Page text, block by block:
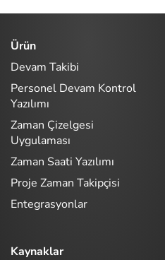
Ürün
Devam Takibi
Personel Devam Kontrol
Yazılımı
Zaman Çizelgesi
Uygulaması
Zaman Saati Yazılımı
Proje Zaman Takipçisi
Entegrasyonlar
Kaynaklar